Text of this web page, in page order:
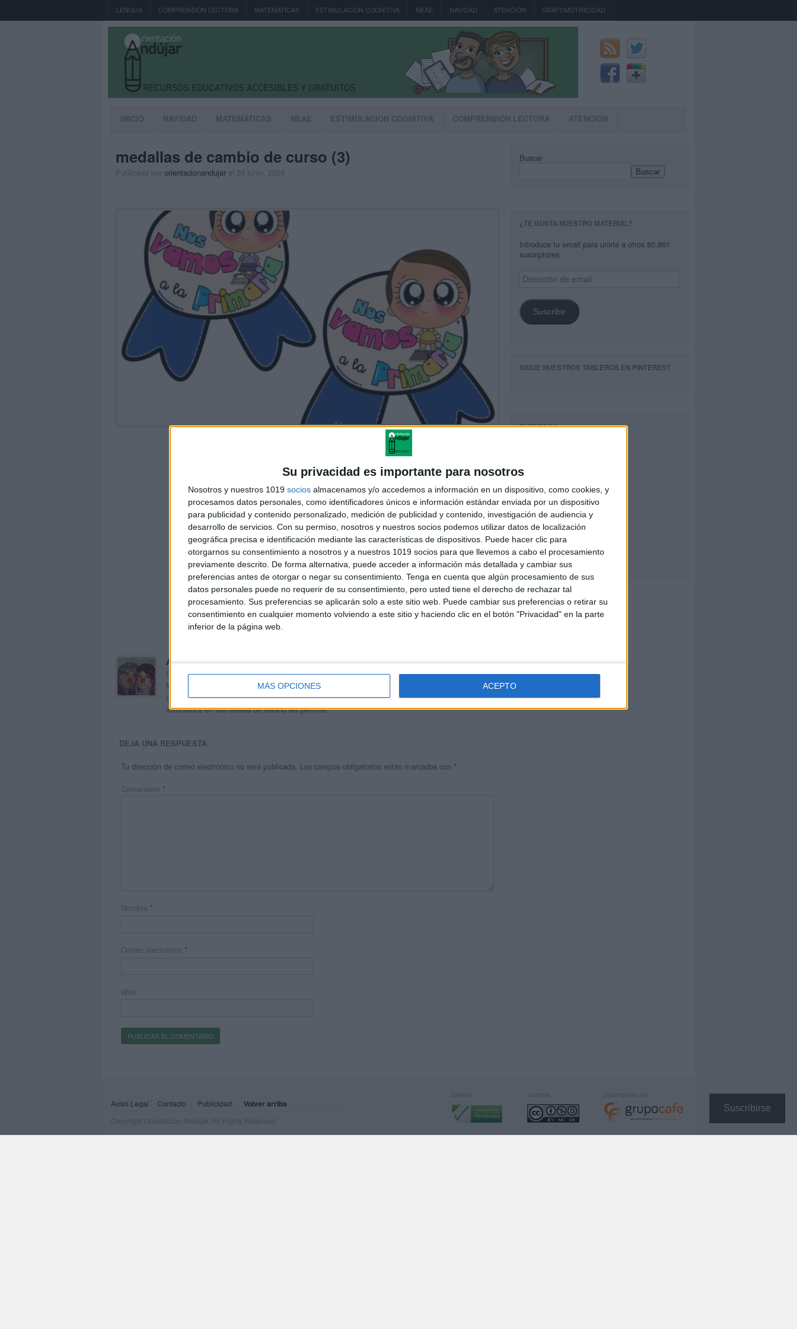
Su privacidad es importante para nosotros
Nosotros y nuestros 1019 socios almacenamos y/o accedemos a información en un dispositivo, como cookies, y
procesamos datos personales, como identificadores únicos e información estándar enviada por un dispositivo
para publicidad y contenido personalizado, medición de publicidad y contenido, investigación de audiencia y
desarrollo de servicios. Con su permiso, nosotros y nuestros socios podemos utilizar datos de localización
geográfica precisa e identificación mediante las características de dispositivos. Puede hacer clic para
otorgarnos su consentimiento a nosotros y a nuestros 1019 socios para que llevemos a cabo el procesamiento
previamente descrito. De forma alternativa, puede acceder a información más detallada y cambiar sus
preferencias antes de otorgar o negar su consentimiento. Tenga en cuenta que algún procesamiento de sus
datos personales puede no requerir de su consentimiento, pero usted tiene el derecho de rechazar tal
procesamiento. Sus preferencias se aplicarán solo a este sitio web. Puede cambiar sus preferencias o retirar su
consentimiento en cualquier momento volviendo a este sitio y haciendo clic en el botón "Privacidad" en la parte
inferior de la página web.
MÁS OPCIONES ACEPTO
Suscribirse
LENGUA COMPRENSIÓN LECTORA MATEMÁTICAS ESTIMULACION COGNITIVA NEAE NAVIDAD ATENCIÓN GRAFOMOTRICIDAD
INICIO NAVIDAD MATEMÁTICAS NEAE ESTIMULACION COGNITIVA COMPRENSIÓN LECTORA ATENCIÓN
medallas de cambio de curso (3)
Publicado por orientacionandujar el 24 junio, 2024
Acerca de orientacionandujar
Orientación Andújar no es solo un blog, es la apuesta personal de dos profesores Ginés y
Maribel, que además de ser pareja, son los encargados de los contenidos que encontramos
dentro del blog y en el cual, vuelcan la mayor parte del tiempo, que sus tareas como docentes, y
voluntarios en sus meses de verano les permite.
DEJA UNA RESPUESTA
Tu dirección de correo electrónico no será publicada. Los campos obligatorios están marcados con *
Comentario *
Nombre *
Correo electrónico *
Web
Buscar
Buscar
¿TE GUSTA NUESTRO MATERIAL?
Introduce tu email para unirte a otros 80.861
suscriptores.
Dirección
de
Suscribir
SIGUE NUESTROS TABLEROS EN PINTEREST
FACEBOOK
Aviso Legal Contacto Publicidad Volver arriba